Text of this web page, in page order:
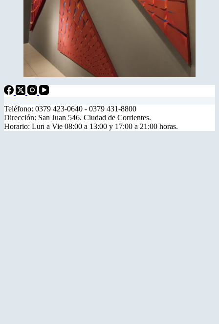
Teléfono: 0379 423-0640 - 0379 431-8800
Dirección: San Juan 546. Ciudad de Corrientes.
Horario: Lun a Vie 08:00 a 13:00 y 17:00 a 21:00 horas.